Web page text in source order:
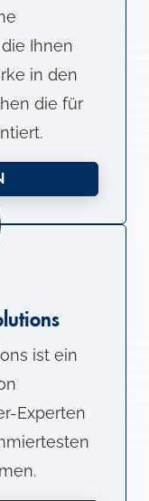
Ihnen
in den
die für
ist ein
Experten